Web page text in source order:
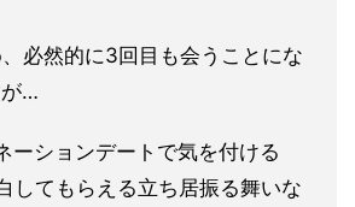
必然的に3回目も会うことにな
が…
ーションデートで気を付ける
してもらえる立ち居振る舞いな